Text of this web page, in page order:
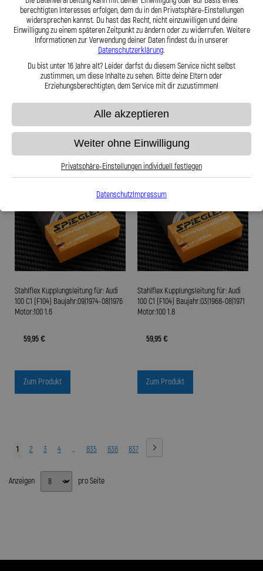
Stahlflex Kupplungsleitung für: Audi
100 C1 (F104) Baujahr:09|1971-08|1976
Motor:100 1.9
59,95 €
Stahlflex Kupplungsleitung für: Audi
100 C1 (F104) Baujahr:03|1968-08|1971
Motor:100 1.8
59,95 €
Zum Produkt
Stahlflex Kupplungsleitung für: Audi
100 C1 (F104) Baujahr:09|1974-08|1976
Motor:100 1.6
59,95 €
Zum Produkt
Stahlflex Kupplungsleitung für: Audi
100 C1 (F104) Baujahr:03|1968-08|1971
Motor:100 1.8
59,95 €
Zum Produkt
1 2 3 4 … 835 836 837
Anzeigen pro Seite
berechtigten Interesses erfolgen, dem du in den Privatsphäre-Einstellungen
widersprechen kannst. Du hast das Recht, nicht einzuwilligen und deine
Einwilligung zu einem späteren Zeitpunkt zu ändern oder zu widerrufen. Weitere
Informationen zur Verwendung deiner Daten findest du in unserer
Datenschutzerklärung.
Du bist unter 16 Jahre alt? Leider darfst du diesem Service nicht selbst
zustimmen, um diese Inhalte zu sehen. Bitte deine Eltern oder
Erziehungsberechtigten, dem Service mit dir zuzustimmen!
Alle akzeptieren
Weiter ohne Einwilligung
Privatsphäre-Einstellungen individuell festlegen
DatenschutzImpressum